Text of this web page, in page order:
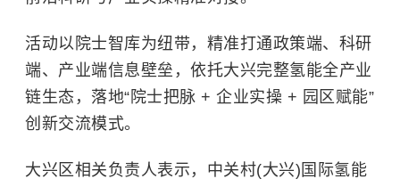
活动以院士智库为纽带，精准打通政策端、科研
端、产业端信息壁垒，依托大兴完整氢能全产业
链生态，落地“院士把脉 + 企业实操 + 园区赋能”
创新交流模式。
大兴区相关负责人表示，中关村(大兴)国际氢能